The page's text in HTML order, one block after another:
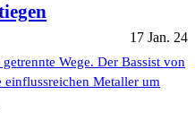
17 Jan. 24
Wege. Der Bassist von
Metaller um